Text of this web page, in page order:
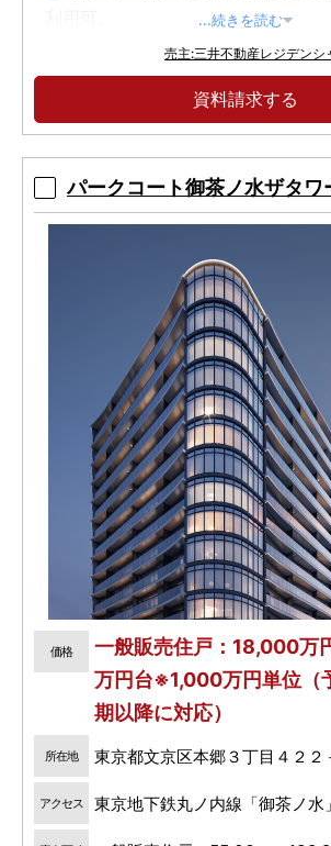
再開発が続く「虎ノ門」に住ま
多彩な生活施設が揃う「虎ノ門
分。
...続きを読む
売主:三井不動産レジデン
資料請求する
パークコート御茶ノ水ザタワ
価格
一般販売住戸：18,000万
万円台※1,000万円単位（
期以降に対応）
所在地 東京都文京区本郷３丁目４２２
アクセス 東京地下鉄丸ノ内線「御茶ノ水